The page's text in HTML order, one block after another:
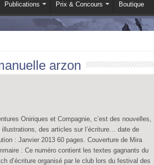
Publications Prix & Concours Boutique
arzon
Oniriques et Compagnie, c’est des nouvelles,
illustrations, des articles sur l’écriture… date de
: Janvier 2013 60 pages. Couverture de Mira
: Ce numéro contient les textes gagnants du
d’écriture organisé par le club lors du festival des